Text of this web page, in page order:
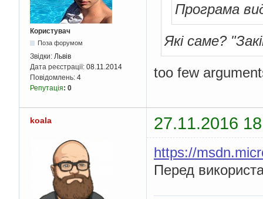
Користувач
Поза форумом
Звідки: Львів
Дата реєстрації: 08.11.2014
Повідомлень: 4
Репутація: 0
Програма
Які саме?
too few
koala 27.11.2016
https://
Перед